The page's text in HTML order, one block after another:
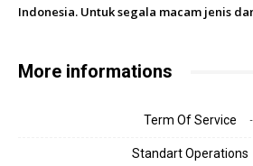
Indonesia. Untuk segala macam jenis
More informations
Term Of Service
Standart Operations